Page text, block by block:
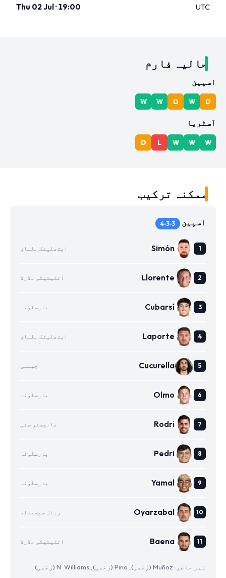
UTC
Thu 02 Jul · 19:00
حالیہ فارم
اسپین
D
W
D
W
W
آسٹریا
W
W
W
L
D
ممکنہ ترکیب
اسپین 4-3-3
Simón ایتھلیٹک بلباؤ
Llorente اٹلیٹیکو مڈرڈ
Cubarsí بارسلونا
Laporte ایتھلیٹک بلباؤ
Cucurella چیلسی
Olmo بارسلونا
Rodri مانچسٹر سٹی
Pedri بارسلونا
Yamal بارسلونا
Oyarzabal ریئل سوسیداد
Baena اٹلیٹیکو مڈرڈ
غیر حاضر: Muñoz (زخمی), Pino (زخمی), N. Williams (زخمی)